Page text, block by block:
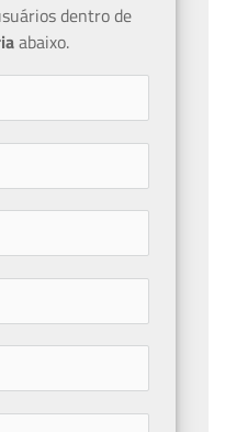
dentro de
abaixo.